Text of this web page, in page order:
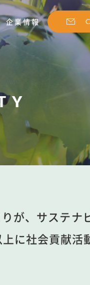
企業情報
が、サステナ
に社会貢献活